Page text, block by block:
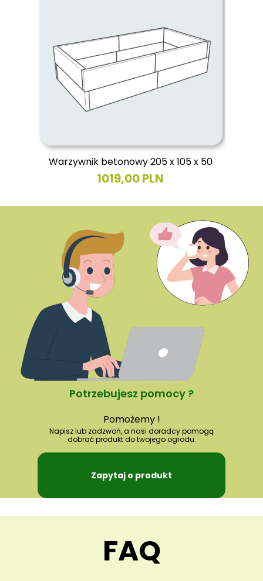
Warzywnik betonowy 205 x 105 x 50
1019,00 PLN
Zapytaj o produkt
Potrzebujesz pomocy ?
Pomożemy !
Napisz lub zadzwoń, a nasi doradcy pomogą
dobrać produkt do twojego ogrodu.
FAQ